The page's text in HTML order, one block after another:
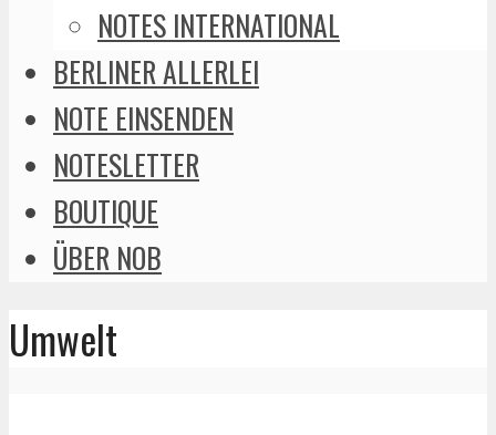
NOTES INTERNATIONAL
BERLINER ALLERLEI
NOTE EINSENDEN
NOTESLETTER
BOUTIQUE
ÜBER NOB
Umwelt